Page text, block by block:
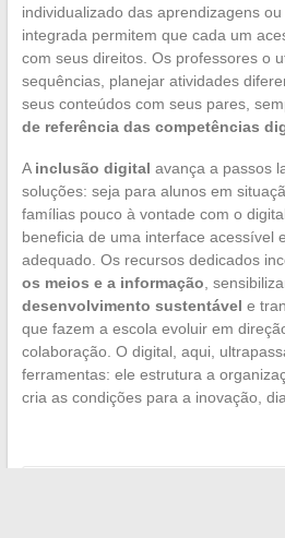
individualizado das aprendizagens
integrada permitem que cada um
com seus direitos. Os professores o
sequências, planejar atividades
seus conteúdos com seus pares,
de referência das competências
A inclusão digital avança a passos
soluções: seja para alunos em
famílias pouco à vontade com o
beneficia de uma interface acessível
adequado. Os recursos dedicados
os meios e a informação ,
desenvolvimento sustentável e
que fazem a escola evoluir em
colaboração. O digital, aqui,
ferramentas: ele estrutura a
cria as condições para a inovação,